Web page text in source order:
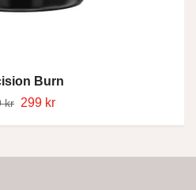
Burn
kr 299 kr